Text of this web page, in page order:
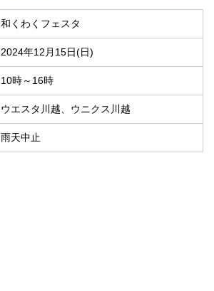
和くわくフェスタ
2024年12月15日(日)
10時～16時
ウエスタ川越、ウニクス川越
雨天中止